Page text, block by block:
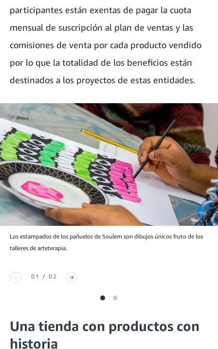
participantes están exentas de pagar la cuota
mensual de suscripción al plan de ventas y las
comisiones de venta por cada producto vendido
por lo que la totalidad de los beneficios están
destinados a los proyectos de estas entidades.
Los estampados de los pañuelos de Soulem son dibujos únicos fruto de los
talleres de arteterapia.
01 / 02
Una tienda con productos con
historia